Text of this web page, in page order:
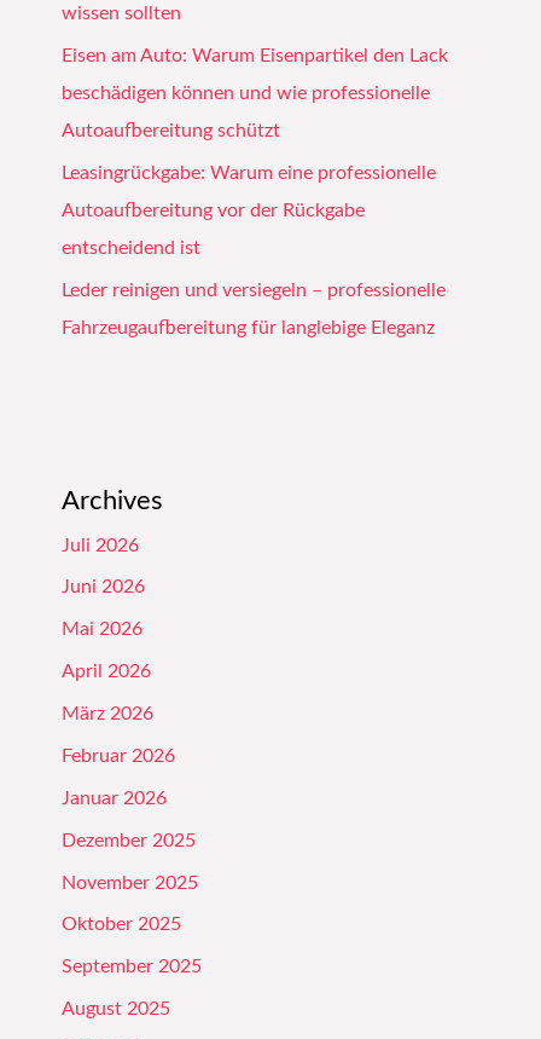
wissen sollten
Eisen am Auto: Warum Eisenpartikel den Lack
beschädigen können und wie professionelle
Autoaufbereitung schützt
Leasingrückgabe: Warum eine professionelle
Autoaufbereitung vor der Rückgabe
entscheidend ist
Leder reinigen und versiegeln – professionelle
Fahrzeugaufbereitung für langlebige Eleganz
Archives
Juli 2026
Juni 2026
Mai 2026
April 2026
März 2026
Februar 2026
Januar 2026
Dezember 2025
November 2025
Oktober 2025
September 2025
August 2025